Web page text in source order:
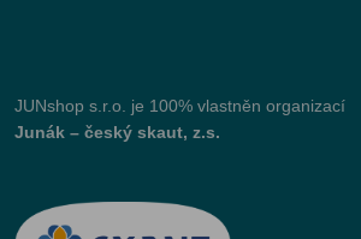
JUNshop s.r.o.
je 100% vlastněn organizací
Junák – český skaut, z.s.